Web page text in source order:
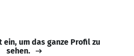
ein, um das ganze Profil zu
sehen.